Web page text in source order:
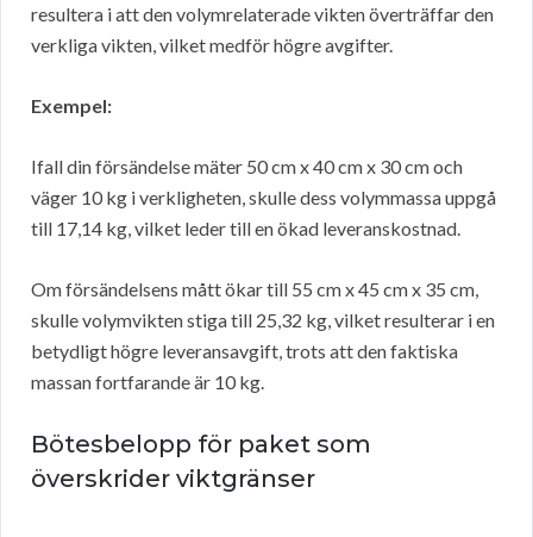
resultera i att den volymrelaterade vikten överträffar den
verkliga vikten, vilket medför högre avgifter.
Exempel:
Ifall din försändelse mäter 50 cm x 40 cm x 30 cm och
väger 10 kg i verkligheten, skulle dess volymmassa uppgå
till 17,14 kg, vilket leder till en ökad leveranskostnad.
Om försändelsens mått ökar till 55 cm x 45 cm x 35 cm,
skulle volymvikten stiga till 25,32 kg, vilket resulterar i en
betydligt högre leveransavgift, trots att den faktiska
massan fortfarande är 10 kg.
Bötesbelopp för paket som
överskrider viktgränser